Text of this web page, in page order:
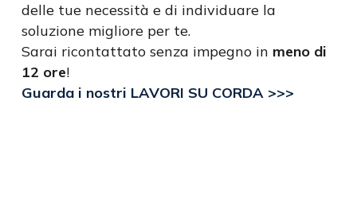
delle tue necessità e di individuare la
soluzione migliore per te.
Sarai ricontattato senza impegno in meno di
12 ore!
Guarda i nostri LAVORI SU CORDA >>>